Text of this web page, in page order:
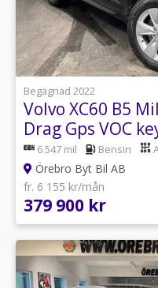
Begagnad 2022
Volvo XC60 B5
Drag Gps VOC
6 547 mil Bensin
Örebro Byt Bil AB
fr. 6 155 kr/mån
379 900 kr